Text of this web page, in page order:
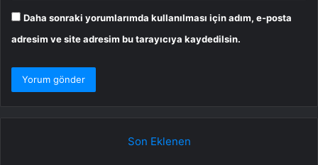
Daha sonraki yorumlarımda kullanılması için adım, e-posta
adresim ve site adresim bu tarayıcıya kaydedilsin.
Son Eklenen